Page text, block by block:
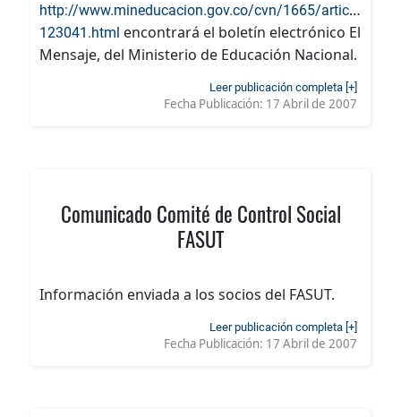
http://www.mineducacion.gov.co/cvn/1665/article-
123041.html encontrará el boletín electrónico El
Mensaje, del Ministerio de Educación Nacional.
Leer publicación completa [+]
Fecha Publicación: 17 Abril de 2007
Comunicado Comité de Control Social
FASUT
Información enviada a los socios del FASUT.
Leer publicación completa [+]
Fecha Publicación: 17 Abril de 2007